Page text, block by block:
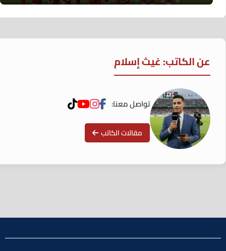
عن الكاتب: غيث إسلام
تواصل معنا:
مقالات الكاتب